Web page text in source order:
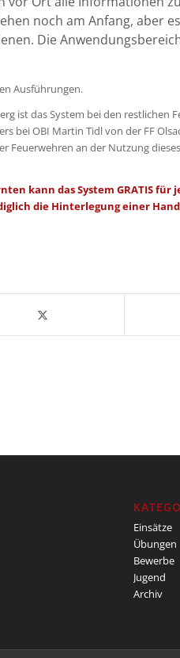
noch am Anfang, aber
Die
Ausführungen.
ist das System bei den restlichen
bei OBI Martin Tidl von der FF
Feuerwehren an der Nutzung
kann das System GRATIS für
die Hinterlegung einer
Einsätze
Übungen
Bewerbe
Jugend
Archiv